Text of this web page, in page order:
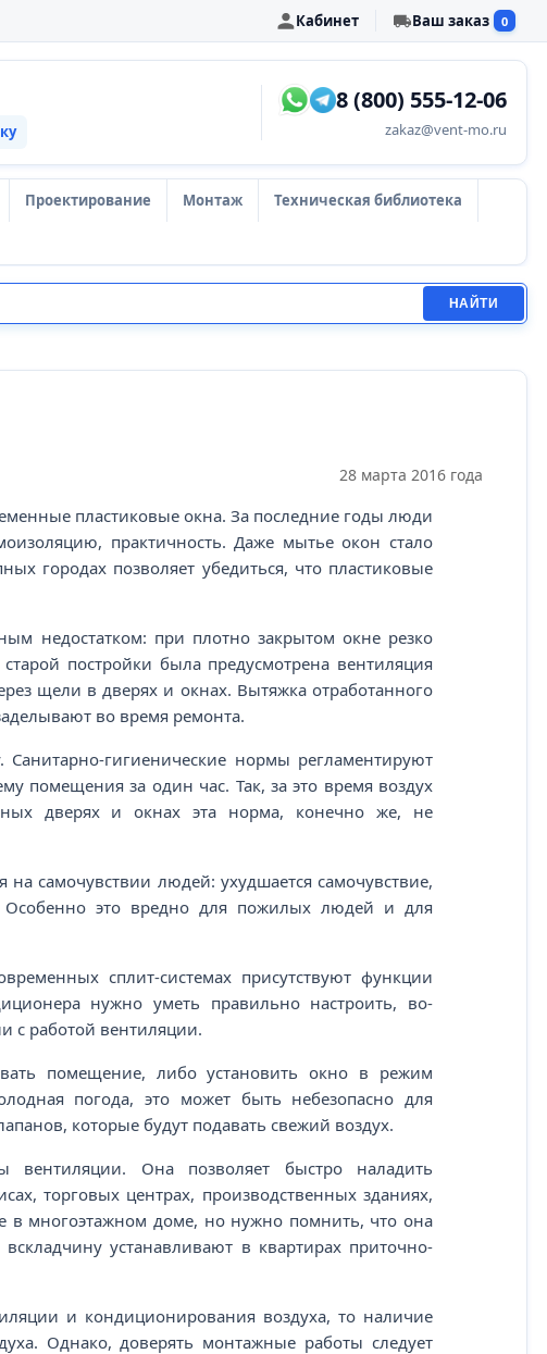
Кабинет Ваш заказ 0
8 (800) 555-12-06
zakaz@vent-mo.ru
Проектирование Монтаж Техническая библиотека
НАЙТИ
28 марта 2016 года
пластиковые окна. За последние годы люди
практичность. Даже мытье окон стало
городах позволяет убедиться, что пластиковые
недостатком: при плотно закрытом окне резко
постройки была предусмотрена вентиляция
щели в дверях и окнах. Вытяжка отработанного
во время ремонта.
гигиенические нормы регламентируют
помещения за один час. Так, за это время воздух
дверях и окнах эта норма, конечно же, не
самочувствии людей: ухудшается самочувствие,
Особенно это вредно для пожилых людей и для
сплит-системах присутствуют функции
нужно уметь правильно настроить, во-
с работой вентиляции.
помещение, либо установить окно в режим
погода, это может быть небезопасно для
которые будут подавать свежий воздух.
Она позволяет быстро наладить
торговых центрах, производственных зданиях,
в многоэтажном доме, но нужно помнить, что она
устанавливают в квартирах приточно-
и кондиционирования воздуха, то наличие
Однако, доверять монтажные работы следует